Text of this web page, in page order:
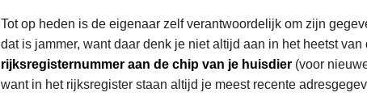
Tot op heden is de eigenaar zelf verantwoordelijk om zijn
dat is jammer, want daar denk je niet altijd aan in het heetst van
rijksregisternummer aan de chip van je huisdier (voor
want in het rijksregister staan altijd je meest recente